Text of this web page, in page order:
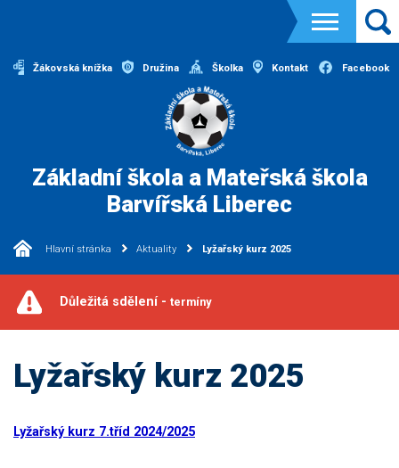
Žákovská knížka Družina Školka Kontakt Facebook
Základní škola a Mateřská škola
Barvířská Liberec
Hlavní stránka Aktuality Lyžařský kurz 2025
Důležitá sdělení - termíny
Lyžařský kurz 2025
Lyžařský kurz 7.tříd 2024/2025